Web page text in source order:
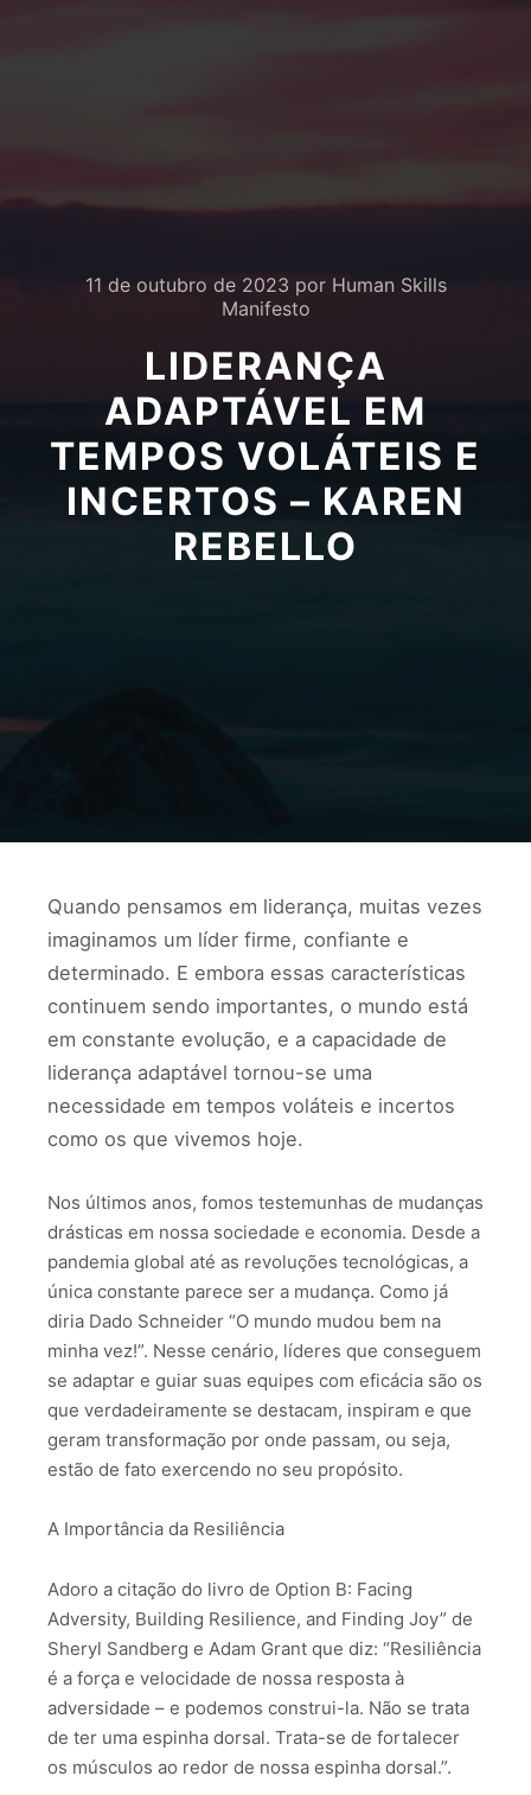
11 de outubro de 2023 por Human Skills
Manifesto
LIDERANÇA
ADAPTÁVEL EM
TEMPOS VOLÁTEIS E
INCERTOS – KAREN
REBELLO
Quando pensamos em liderança, muitas vezes
imaginamos um líder firme, confiante e
determinado. E embora essas características
continuem sendo importantes, o mundo está
em constante evolução, e a capacidade de
liderança adaptável tornou-se uma
necessidade em tempos voláteis e incertos
como os que vivemos hoje.
Nos últimos anos, fomos testemunhas de mudanças
drásticas em nossa sociedade e economia. Desde a
pandemia global até as revoluções tecnológicas, a
única constante parece ser a mudança. Como já
diria Dado Schneider “O mundo mudou bem na
minha vez!”. Nesse cenário, líderes que conseguem
se adaptar e guiar suas equipes com eficácia são os
que verdadeiramente se destacam, inspiram e que
geram transformação por onde passam, ou seja,
estão de fato exercendo no seu propósito.
A Importância da Resiliência
Adoro a citação do livro de Option B: Facing
Adversity, Building Resilience, and Finding Joy” de
Sheryl Sandberg e Adam Grant que diz: “Resiliência
é a força e velocidade de nossa resposta à
adversidade – e podemos construi-la. Não se trata
de ter uma espinha dorsal. Trata-se de fortalecer
os músculos ao redor de nossa espinha dorsal.”.